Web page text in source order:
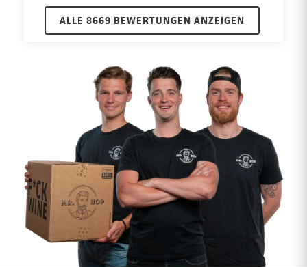
ALLE 8669 BEWERTUNGEN ANZEIGEN